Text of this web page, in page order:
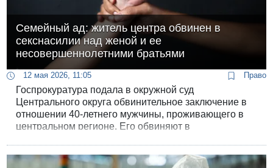
Семейный ад: житель центра обвинен в
секснасилии над женой и ее
несовершеннолетними братьями
12 мая 2026, 11:05 Право
Госпрокуратура подала в окружной суд
Центрального округа обвинительное заключение в
отношении 40-летнего мужчины, проживающего в
центральном регионе. Его обвиняют в
младших братьев.